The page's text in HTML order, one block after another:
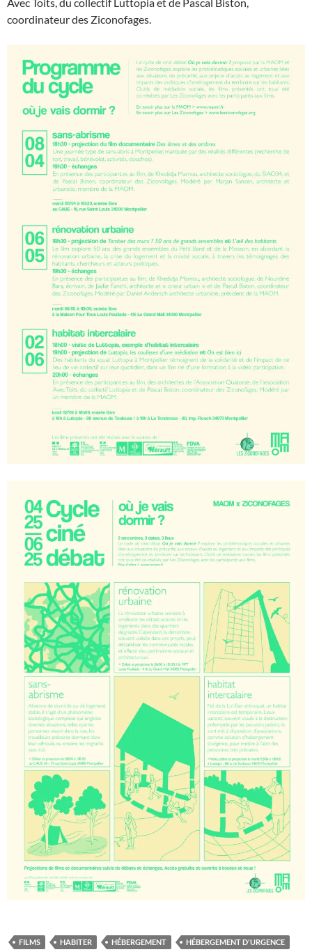
Avec Toits, du collectif Luttopia et de Pascal Biston,
coordinateur des Ziconofages.
FILMS HABITER HÉBERGEMENT
HÉBERGEMENT D'URGENCE